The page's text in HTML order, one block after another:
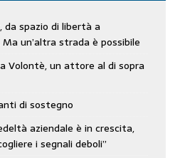
spazio di libertà a
un’altra strada è possibile
Volontè, un attore al di sopra
di sostegno
aziendale è in crescita,
i segnali deboli”